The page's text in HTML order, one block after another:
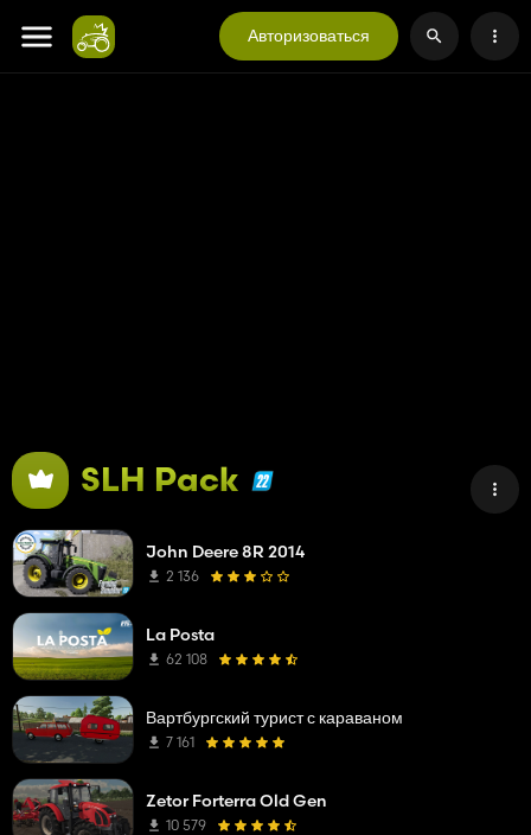
Авторизоваться
SLH Pack
John Deere 8R 2014
2 136
La Posta
62 108
Вартбургский турист с караваном
7 161
Zetor Forterra Old Gen
10 579